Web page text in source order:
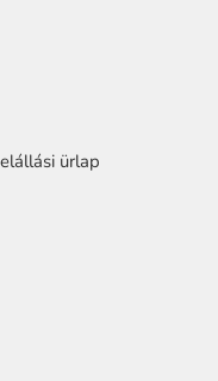
ürlap